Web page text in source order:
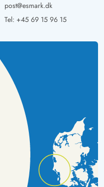
post@esmark.dk
Tel: +45 69 15 96 15